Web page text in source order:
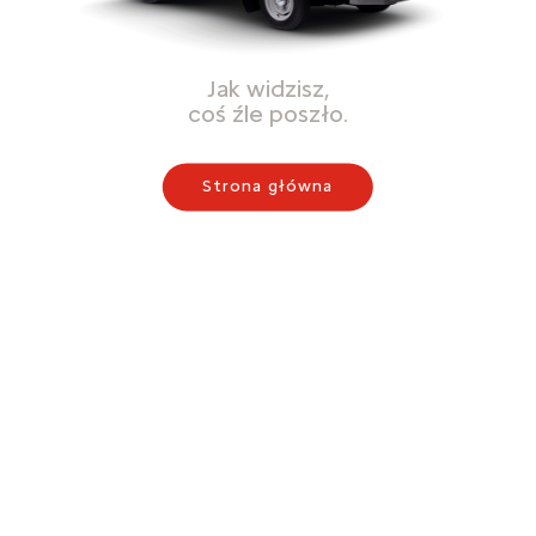
Jak widzisz,
coś źle poszło.
Strona główna